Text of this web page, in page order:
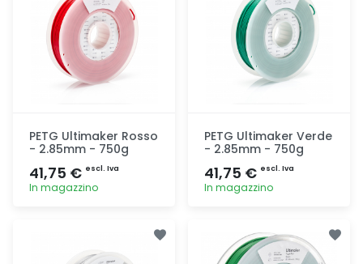
PETG Ultimaker Rosso
- 2.85mm - 750g
41,75 € escl. Iva
In magazzino
PETG Ultimaker Verde
- 2.85mm - 750g
41,75 € escl. Iva
In magazzino